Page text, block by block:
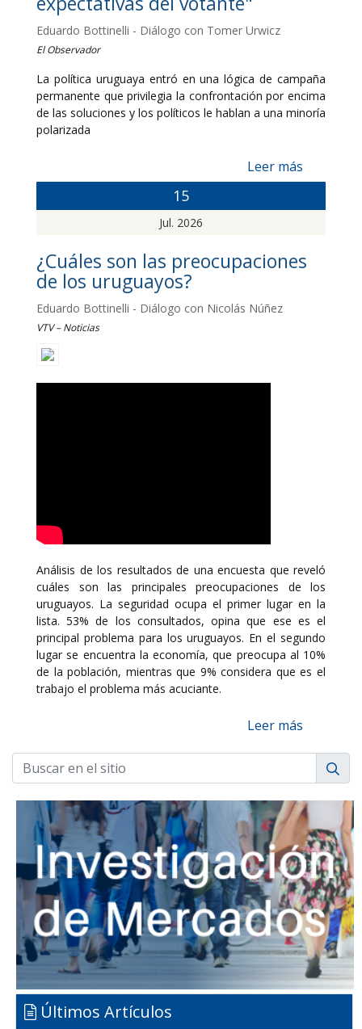
Eduardo Bottinelli - Diálogo con Tomer Urwicz
El Observador
La política uruguaya entró en una lógica de campaña
permanente que privilegia la confrontación por encima
de las soluciones y los políticos le hablan a una minoría
polarizada
Leer más
15
Jul. 2026
¿Cuáles son las preocupaciones
de los uruguayos?
Eduardo Bottinelli - Diálogo con Nicolás Núñez
VTV – Noticias
Análisis de los resultados de una encuesta que reveló
cuáles son las principales preocupaciones de los
uruguayos. La seguridad ocupa el primer lugar en la
lista. 53% de los consultados, opina que ese es el
principal problema para los uruguayos. En el segundo
lugar se encuentra la economía, que preocupa al 10%
de la población, mientras que 9% considera que es el
trabajo el problema más acuciante.
Leer más
Últimos Artículos